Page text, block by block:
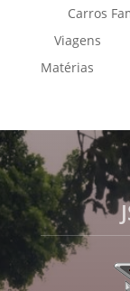
Carros
Viagens
Matérias